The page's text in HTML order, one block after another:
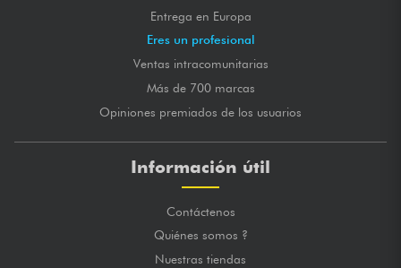
Entrega en Europa
Eres un profesional
Ventas intracomunitarias
Más de 700 marcas
Opiniones premiados de los usuarios
Información útil
Contáctenos
Quiénes somos ?
Nuestras tiendas